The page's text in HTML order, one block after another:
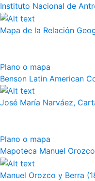
Instituto Nacional de
Mapa de la Relación
Plano o mapa
Benson Latin American
José María Narváez,
Plano o mapa
Mapoteca Manuel
Manuel Orozco y Berra